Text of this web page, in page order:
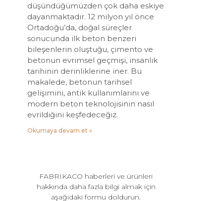
düşündüğümüzden çok daha eskiye
dayanmaktadır. 12 milyon yıl önce
Ortadoğu’da, doğal süreçler
sonucunda ilk beton benzeri
bileşenlerin oluştuğu, çimento ve
betonun evrimsel geçmişi, insanlık
tarihinin derinliklerine iner. Bu
makalede, betonun tarihsel
gelişimini, antik kullanımlarını ve
modern beton teknolojisinin nasıl
evrildiğini keşfedeceğiz.
Okumaya devam et »
FABRIKACO haberleri ve ürünleri
hakkında daha fazla bilgi almak için
aşağıdaki formu doldurun.